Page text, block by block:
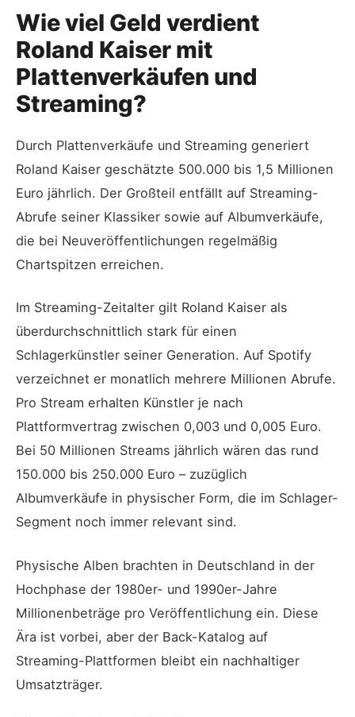
Wie viel Geld verdient
Roland Kaiser mit
Plattenverkäufen und
Streaming?
Durch Plattenverkäufe und Streaming generiert
Roland Kaiser geschätzte 500.000 bis 1,5 Millionen
Euro jährlich. Der Großteil entfällt auf Streaming-
Abrufe seiner Klassiker sowie auf Albumverkäufe,
die bei Neuveröffentlichungen regelmäßig
Chartspitzen erreichen.
Im Streaming-Zeitalter gilt Roland Kaiser als
überdurchschnittlich stark für einen
Schlagerkünstler seiner Generation. Auf Spotify
verzeichnet er monatlich mehrere Millionen Abrufe.
Pro Stream erhalten Künstler je nach
Plattformvertrag zwischen 0,003 und 0,005 Euro.
Bei 50 Millionen Streams jährlich wären das rund
150.000 bis 250.000 Euro – zuzüglich
Albumverkäufe in physischer Form, die im Schlager-
Segment noch immer relevant sind.
Physische Alben brachten in Deutschland in der
Hochphase der 1980er- und 1990er-Jahre
Millionenbeträge pro Veröffentlichung ein. Diese
Ära ist vorbei, aber der Back-Katalog auf
Streaming-Plattformen bleibt ein nachhaltiger
Umsatzträger.